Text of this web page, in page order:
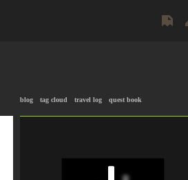
blog tag cloud travel log quest book